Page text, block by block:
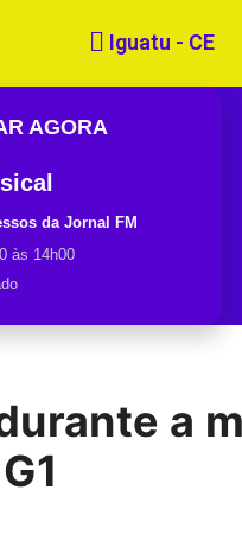
Iguatu - CE
AGORA
da Jornal FM
às 14h00
a